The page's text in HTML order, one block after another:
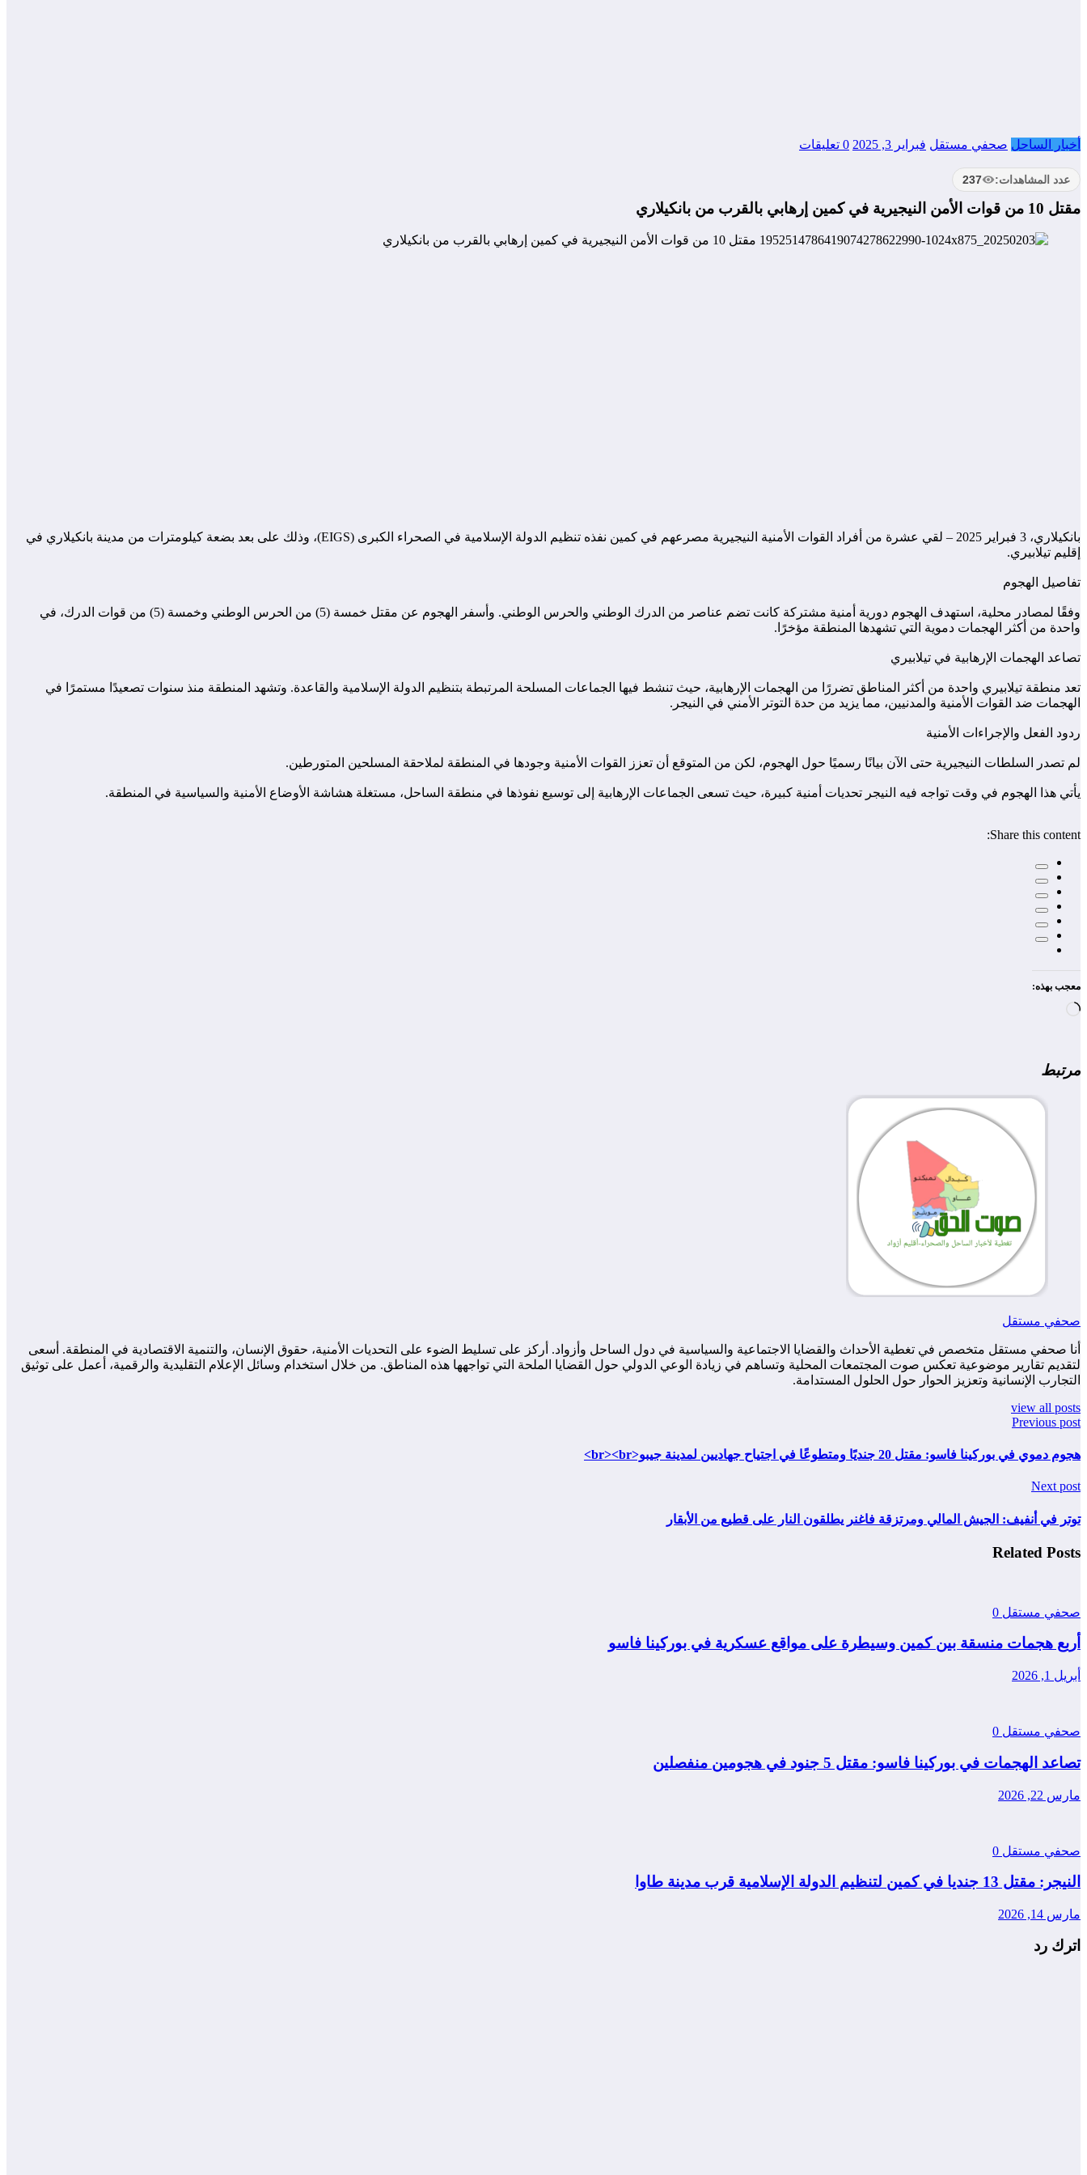
أخبار الساحل صحفي مستقل فبراير 3, 2025 0 تعليقات
عدد المشاهدات: 237
مقتل 10 من قوات الأمن النيجيرية في كمين إرهابي بالقرب من بانكيلاري
بانكيلاري، 3 فبراير 2025 – لقي عشرة من أفراد القوات الأمنية النيجيرية مصرعهم في كمين نفذه تنظيم الدولة الإسلامية في الصحراء الكبرى (EIGS)، وذلك على بعد بضعة كيلومترات من مدينة بانكيلاري في
إقليم تيلابيري.
تفاصيل الهجوم
وفقًا لمصادر محلية، استهدف الهجوم دورية أمنية مشتركة كانت تضم عناصر من الدرك الوطني والحرس الوطني. وأسفر الهجوم عن مقتل خمسة (5) من الحرس الوطني وخمسة (5) من قوات الدرك، في
واحدة من أكثر الهجمات دموية التي تشهدها المنطقة مؤخرًا.
تصاعد الهجمات الإرهابية في تيلابيري
تعد منطقة تيلابيري واحدة من أكثر المناطق تضررًا من الهجمات الإرهابية، حيث تنشط فيها الجماعات المسلحة المرتبطة بتنظيم الدولة الإسلامية والقاعدة. وتشهد المنطقة منذ سنوات تصعيدًا مستمرًا في
الهجمات ضد القوات الأمنية والمدنيين، مما يزيد من حدة التوتر الأمني في النيجر.
ردود الفعل والإجراءات الأمنية
لم تصدر السلطات النيجيرية حتى الآن بيانًا رسميًا حول الهجوم، لكن من المتوقع أن تعزز القوات الأمنية وجودها في المنطقة لملاحقة المسلحين المتورطين.
يأتي هذا الهجوم في وقت تواجه فيه النيجر تحديات أمنية كبيرة، حيث تسعى الجماعات الإرهابية إلى توسيع نفوذها في منطقة الساحل، مستغلة هشاشة الأوضاع الأمنية والسياسية في المنطقة.
Share this content:
معجب بهذه:
مرتبط
صحفي مستقل
أنا صحفي مستقل متخصص في تغطية الأحداث والقضايا الاجتماعية والسياسية في دول الساحل وأزواد. أركز على تسليط الضوء على التحديات الأمنية، حقوق الإنسان، والتنمية الاقتصادية في المنطقة. أسعى
لتقديم تقارير موضوعية تعكس صوت المجتمعات المحلية وتساهم في زيادة الوعي الدولي حول القضايا الملحة التي تواجهها هذه المناطق. من خلال استخدام وسائل الإعلام التقليدية والرقمية، أعمل على توثيق
التجارب الإنسانية وتعزيز الحوار حول الحلول المستدامة.
view all posts
Previous post
هجوم دموي في بوركينا فاسو: مقتل 20 جنديًا ومتطوعًا في اجتياح جهاديين لمدينة جيبو<br><br>
Next post
توتر في أنفيف: الجيش المالي ومرتزقة فاغنر يطلقون النار على قطيع من الأبقار
Related Posts
صحفي مستقل 0
أربع هجمات منسقة بين كمين وسيطرة على مواقع عسكرية في بوركينا فاسو
أبريل 1, 2026
صحفي مستقل 0
تصاعد الهجمات في بوركينا فاسو: مقتل 5 جنود في هجومين منفصلين
مارس 22, 2026
صحفي مستقل 0
النيجر: مقتل 13 جنديا في كمين لتنظيم الدولة الإسلامية قرب مدينة طاوا
مارس 14, 2026
اترك رد